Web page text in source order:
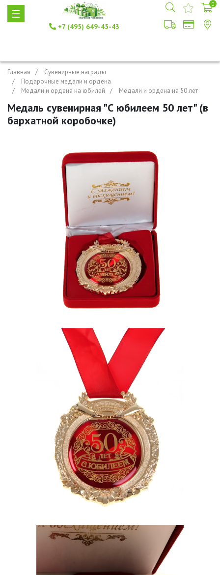
+7 (495) 649-45-43
0
Главная
Сувенирные награды
Подарочные медали и ордена
Медали и ордена на юбилей
Медали и ордена на 50 лет
Медаль сувенирная "С юбилеем 50 лет" (в
бархатной коробочке)